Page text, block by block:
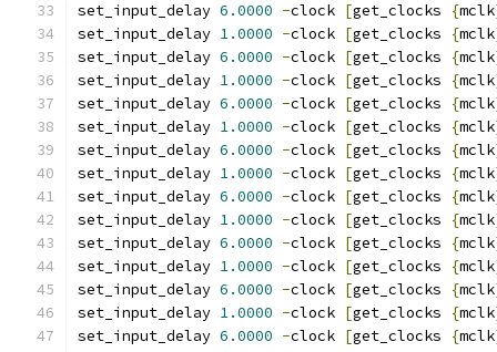
set_input_delay 6.0000 -clock [get_clocks {mclk
set_input_delay 1.0000 -clock [get_clocks {mclk
set_input_delay 6.0000 -clock [get_clocks {mclk
set_input_delay 1.0000 -clock [get_clocks {mclk
set_input_delay 6.0000 -clock [get_clocks {mclk
set_input_delay 1.0000 -clock [get_clocks {mclk
set_input_delay 6.0000 -clock [get_clocks {mclk
set_input_delay 1.0000 -clock [get_clocks {mclk
set_input_delay 6.0000 -clock [get_clocks {mclk
set_input_delay 1.0000 -clock [get_clocks {mclk
set_input_delay 6.0000 -clock [get_clocks {mclk
set_input_delay 1.0000 -clock [get_clocks {mclk
set_input_delay 6.0000 -clock [get_clocks {mclk
set_input_delay 1.0000 -clock [get_clocks {mclk
set_input_delay 6.0000 -clock [get_clocks {mclk